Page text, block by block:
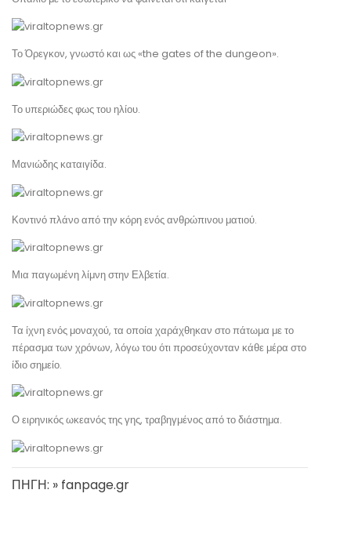
Το Όρεγκον, γνωστό και ως «the gates of the dungeon».
Το υπεριώδες φως του ηλίου.
Μανιώδης καταιγίδα.
Κοντινό πλάνο από την κόρη ενός ανθρώπινου ματιού.
Μια παγωμένη λίμνη στην Ελβετία.
Τα ίχνη ενός μοναχού, τα οποία χαράχθηκαν στο πάτωμα με το
πέρασμα των χρόνων, λόγω του ότι προσεύχονταν κάθε μέρα στο
ίδιο σημείο.
Ο ειρηνικός ωκεανός της γης, τραβηγμένος από το διάστημα.
ΠΗΓΗ: » fanpage.gr